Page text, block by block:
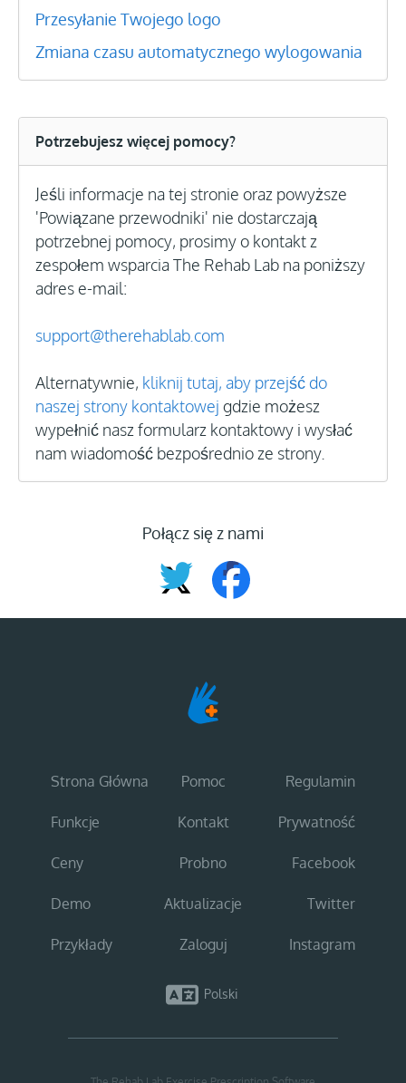
Przesyłanie Twojego logo
Zmiana czasu automatycznego wylogowania
Potrzebujesz więcej pomocy?
Jeśli informacje na tej stronie oraz powyższe
'Powiązane przewodniki' nie dostarczają
potrzebnej pomocy, prosimy o kontakt z
zespołem wsparcia The Rehab Lab na poniższy
adres e-mail:
support@therehablab.com
Alternatywnie, kliknij tutaj, aby przejść do
naszej strony kontaktowej gdzie możesz
wypełnić nasz formularz kontaktowy i wysłać
nam wiadomość bezpośrednio ze strony.
Połącz się z nami
Strona Główna
Funkcje
Ceny
Demo
Przykłady
Pomoc
Kontakt
Probno
Aktualizacje
Zaloguj
Regulamin
Prywatność
Facebook
Twitter
Instagram
Polski